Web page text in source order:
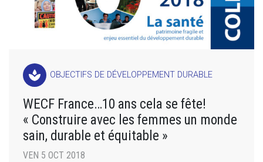
spa OBJECTIFS DE DÉVELOPPEMENT DURABLE
WECF France…10 ans cela se fête!
« Construire avec les femmes un monde
sain, durable et équitable »
VEN 5 OCT 2018